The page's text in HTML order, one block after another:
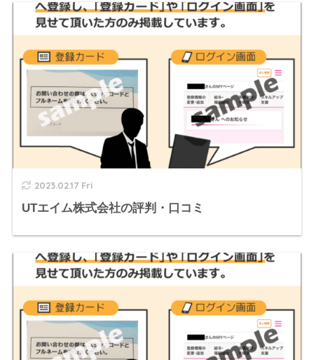
2023.02.17 Fri
UTエイム株式会社の評判・口コミ